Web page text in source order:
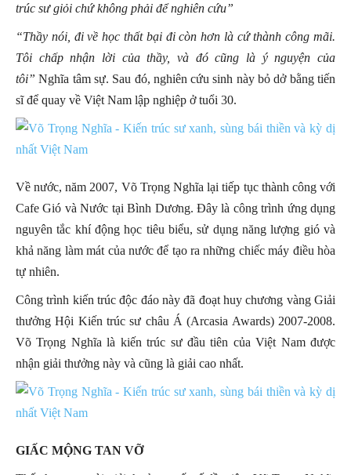
trúc sư giỏi chứ không phải để nghiên cứu”
“Thầy nói, đi về học thất bại đi còn hơn là cứ thành công mãi.
Tôi chấp nhận lời của thầy, và đó cũng là ý nguyện của
tôi” Nghĩa tâm sự. Sau đó, nghiên cứu sinh này bỏ dở bằng tiến
sĩ để quay về Việt Nam lập nghiệp ở tuổi 30.
Về nước, năm 2007, Võ Trọng Nghĩa lại tiếp tục thành công với
Cafe Gió và Nước tại Bình Dương. Đây là công trình ứng dụng
nguyên tắc khí động học tiêu biểu, sử dụng năng lượng gió và
khả năng làm mát của nước để tạo ra những chiếc máy điều hòa
tự nhiên.
Công trình kiến trúc độc đáo này đã đoạt huy chương vàng Giải
thưởng Hội Kiến trúc sư châu Á (Arcasia Awards) 2007-2008.
Võ Trọng Nghĩa là kiến trúc sư đầu tiên của Việt Nam được
nhận giải thưởng này và cũng là giải cao nhất.
GIẤC MỘNG TAN VỠ